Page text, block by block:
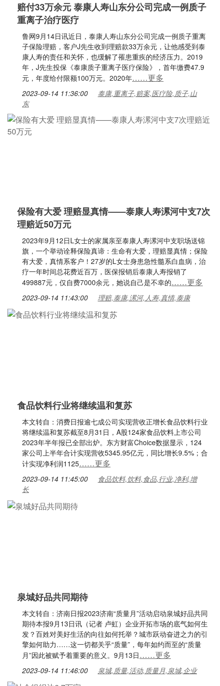
赔付33万余元 泰康人寿山东分公司完成一例质子
重离子治疗医疗
鲁网9月14日讯近日，泰康人寿山东分公司完成一例质子重离
子保险理赔，客户J先生收到理赔款33万余元，让他感受到泰
康人寿的责任和关怀，也缓解了罹患重疾的经济压力。2019
年，J先生投保《泰康质子重离子医疗保险》，首年缴费47.9
元，年度给付限额100万元。2020年……更多
2023-09-14 11:36:00
泰康,重离子,赔案,医疗险,质子,山
东
保险有大爱 理赔显真情——泰康人寿漯河中支7次
理赔近50万元
2023年9月12日L女士的家属亲至泰康人寿漯河中支职场送锦
旗，一个举动诠释保险真谛：生命有大爱，理赔显真情；保险
有大爱，真情系客户！27岁的L女士身患急性髓系白血病，治
疗一年时间总花费近百万，医保报销后泰康人寿报销了
499887元，仅自费7000余元，她说自己是不幸的……更多
2023-09-14 11:43:00 理赔,泰康,漯河,人寿,真情,泰康
食品饮料行业将继续温和复苏
本文转自：消费日报逾七成公司实现营收正增长食品饮料行业
将继续温和复苏截至8月31日，A股124家食品饮料上市公司
2023年半年报已全部出炉。东方财富Choice数据显示，124
家公司上半年合计实现营收5345.95亿元，同比增长9.5%；合
计实现净利润1125……更多
2023-09-14 11:45:00
食品饮料,饮料,食品,行业,净利,增
长
泉城好品共同期待
本文转自：济南日报2023济南“质量月”活动启动泉城好品共同
期待本报9月13日讯（记者 卢虹）企业开拓市场的底气如何生
发？百姓对美好生活的向往如何托举？城市跃动奋进之力的引
擎如何助力……这一切都关乎“质量”，每年如约而至的“质量
月”因此被赋予着重要的意义。9月13日……更多
2023-09-14 11:46:00 泉城,质量,活动,质量月,泉城,企业